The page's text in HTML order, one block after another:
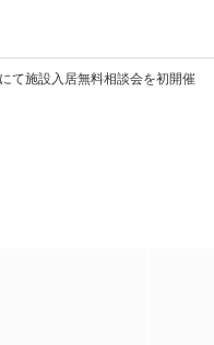
て施設入居無料相談会を初開催